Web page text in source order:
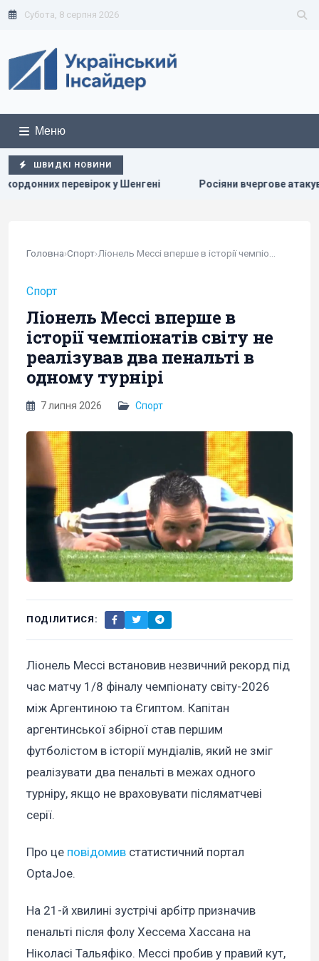
Субота, 8 серпня 2026
Меню
ШВИДКІ НОВИНИ
Росіяни вчергове атакували Київ: виникли
Головна›Спорт›
Спорт
Ліонель Мессі вперше в
історії чемпіонатів світу не
реалізував два пенальті в
одному турнірі
7 липня 2026 Спорт
ПОДІЛИТИСЯ:
Ліонель Мессі встановив незвичний рекорд під
час матчу 1/8 фіналу чемпіонату світу-2026
між Аргентиною та Єгиптом. Капітан
аргентинської збірної став першим
футболістом в історії мундіалів, який не зміг
реалізувати два пенальті в межах одного
турніру, якщо не враховувати післяматчеві
серії.
Про це повідомив статистичний портал
OptaJoe.
На 21-й хвилині зустрічі арбітр призначив
пенальті після фолу Хессема Хассана на
Ніколасі Тальяфіко. Мессі пробив у правий кут,